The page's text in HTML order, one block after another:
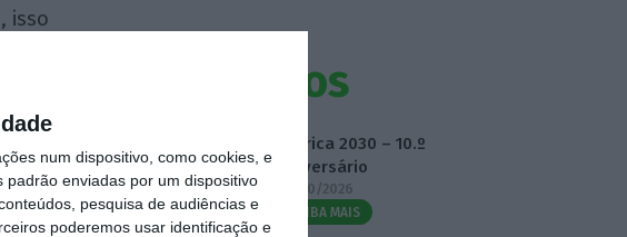
num dispositivo, como cookies, e
enviadas por um dispositivo
pesquisa de audiências e
poderemos usar identificação e
isso
para
se
Eventos
Fábrica 2030 – 10.º
Aniversário
14/10/2026
SAIBA MAIS